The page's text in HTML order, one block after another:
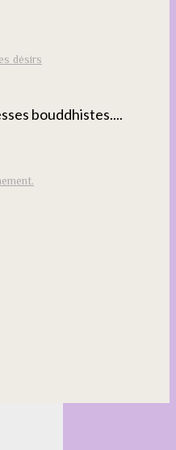
désirs
bouddhistes....